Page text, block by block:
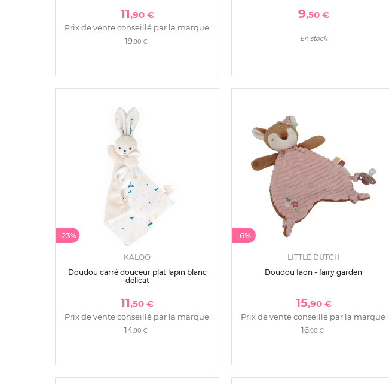
11,90 €
Prix de vente conseillé par la marque :
19,90 €
9,50 €
En stock
-23%
KALOO
Doudou carré douceur plat lapin blanc
délicat
11,50 €
Prix de vente conseillé par la marque :
14,90 €
-6%
LITTLE DUTCH
Doudou faon - fairy garden
15,90 €
Prix de vente conseillé par la marque :
16,90 €